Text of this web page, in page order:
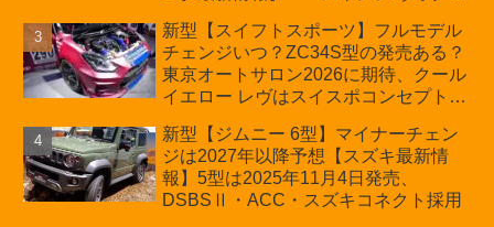
ほか「コア」と「ツール」、デリカ
D:5対抗のクロスオーバーSUVミニバ
ン
新型【スイフトスポーツ】フルモデル
チェンジいつ？ZC34S型の発売ある？
東京オートサロン2026に期待、クール
イエロー レヴはスイスポコンセプト
プが争点【スズキ最新情報】特別仕様
車「ZC33S Final Edition」終了
新型【ジムニー 6型】マイナーチェン
ジは2027年以降予想【スズキ最新情
報】5型は2025年11月4日発売、
DSBSⅡ・ACC・スズキコネクト採用